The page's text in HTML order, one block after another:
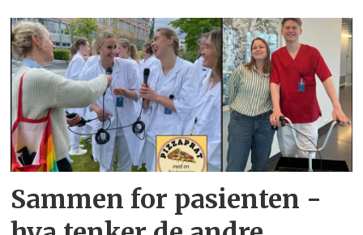
Sammen for pasienten -